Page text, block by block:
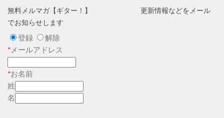
無料メルマガ【ギター！】 更新情報などをメール
でお知らせします
登録
解除
*メールアドレス
*お名前
姓
名